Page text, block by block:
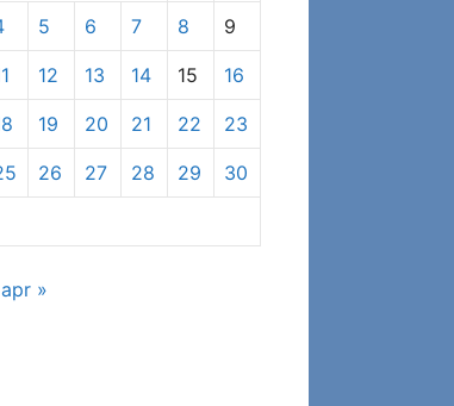
5 6 7 8 9
12 13 14 15 16
19 20 21 22 23
26 27 28 29 30
apr »